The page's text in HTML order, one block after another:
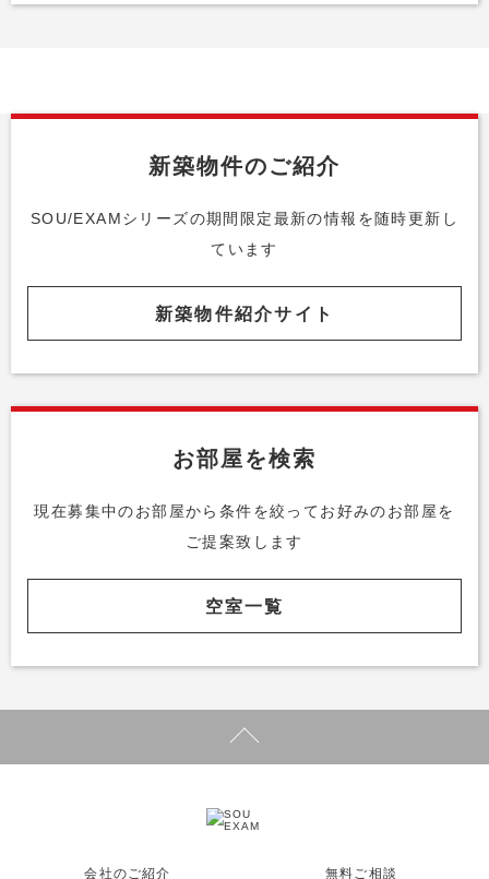
新築物件のご紹介
SOU/EXAMシリーズの期間限定最新の情報を随時更新し
ています
新築物件紹介サイト
お部屋を検索
現在募集中のお部屋から条件を絞ってお好みのお部屋を
ご提案致します
空室一覧
会社のご紹介 無料ご相談